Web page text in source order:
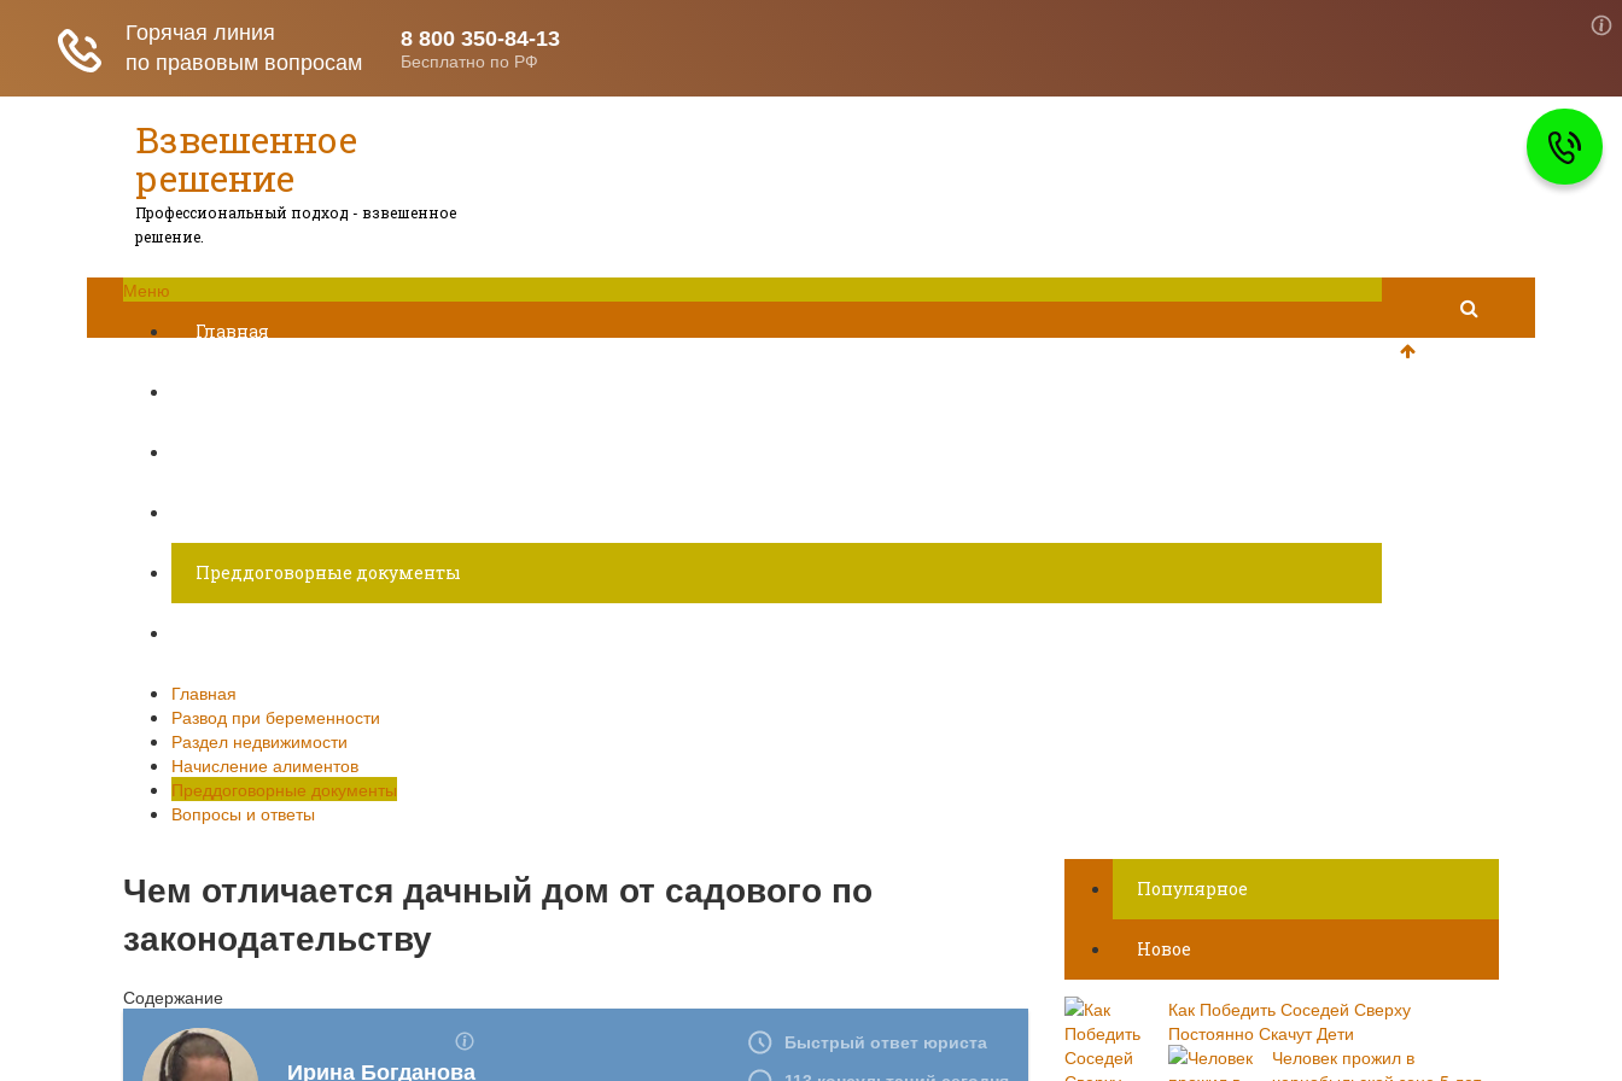
Взвешенное
решение
Профессиональный подход - взвешенное
решение.
Меню
Главная
Преддоговорные документы
Главная
Развод при беременности
Раздел недвижимости
Начисление алиментов
Преддоговорные документы
Вопросы и ответы
Чем отличается дачный дом от садового по
законодательству
Содержание
Популярное
Новое
Как Победить Соседей Сверху
Постоянно Скачут Дети
Человек прожил в